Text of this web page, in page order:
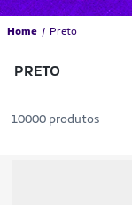
Home Preto
PRETO
10000 produtos